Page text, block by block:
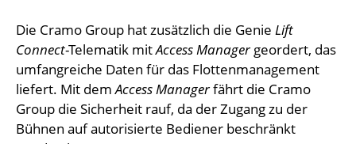
Die Cramo Group hat zusätzlich die Genie Lift
Connect-Telematik mitAccess Managergeordert, das
umfangreiche Daten für das Flottenmanagement
liefert. Mit demAccess Managerfährt die Cramo
Group die Sicherheit rauf, da der Zugang zu der
Bühnen auf autorisierte Bediener beschränkt